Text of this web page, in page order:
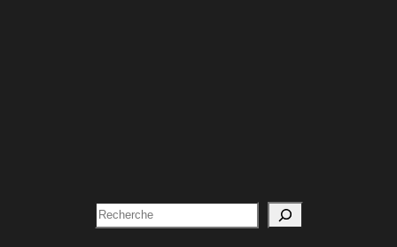
Recherche